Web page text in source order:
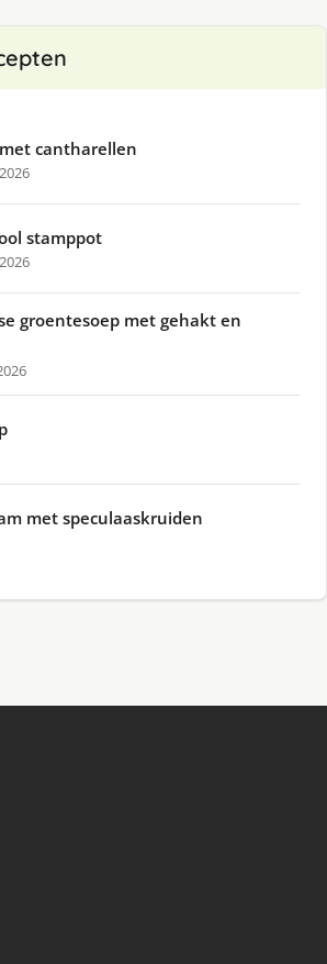
cantharellen
stamppot
groentesoep met gehakt en
met speculaaskruiden